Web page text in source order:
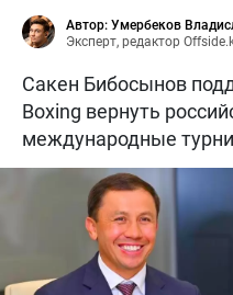
Автор: Умербеков
Эксперт, редактор
Сакен Бибосынов
Boxing вернуть
международные